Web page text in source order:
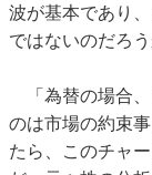
波が基本であり
ではないのだろう
「為替の場合、
のは市場の約束
たら、このチャ